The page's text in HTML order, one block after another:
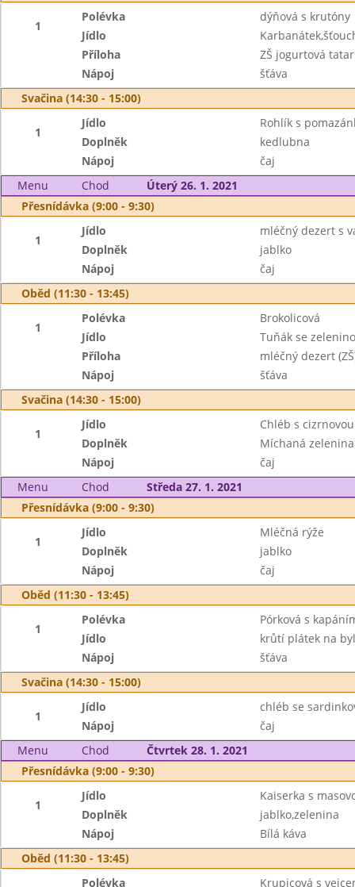
1
Polévka
dýňová s krutóny
Jídlo
Příloha
ZŠ jogurtová
Nápoj
šťáva
Svačina (14:30 - 15:00)
1
Jídlo
Rohlík s
Doplněk
kedlubna
Nápoj
čaj
Menu
Chod
Úterý 26. 1. 2021
Přesnídávka (9:00 - 9:30)
1
Jídlo
mléčný dezert s
Doplněk
jablko
Nápoj
čaj
Oběd (11:30 - 13:45)
1
Polévka
Brokolicová
Jídlo
Tuňák se
Příloha
mléčný dezert
Nápoj
šťáva
Svačina (14:30 - 15:00)
1
Jídlo
Chléb s
Doplněk
Míchaná zelenina
Nápoj
čaj
Menu
Chod
Středa 27. 1. 2021
Přesnídávka (9:00 - 9:30)
1
Jídlo
Mléčná rýže
Doplněk
jablko
Nápoj
čaj
Oběd (11:30 - 13:45)
1
Polévka
Pórková s
Jídlo
krůtí plátek na
Nápoj
šťáva
Svačina (14:30 - 15:00)
1
Jídlo
chléb se
Nápoj
čaj
Menu
Chod
Čtvrtek 28. 1. 2021
Přesnídávka (9:00 - 9:30)
1
Jídlo
Kaiserka s
Doplněk
jablko,zelenina
Nápoj
Bílá káva
Oběd (11:30 - 13:45)
Polévka Krupicová s